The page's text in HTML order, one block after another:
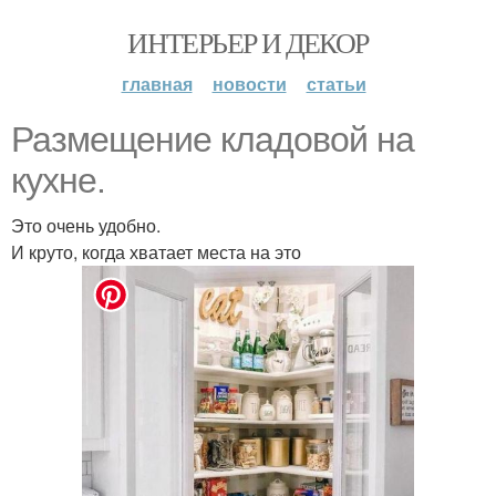
ИНТЕРЬЕР И ДЕКОР
главная новости статьи
Размещение кладовой на
кухне.
Это очень удобно.
И круто, когда хватает места на это